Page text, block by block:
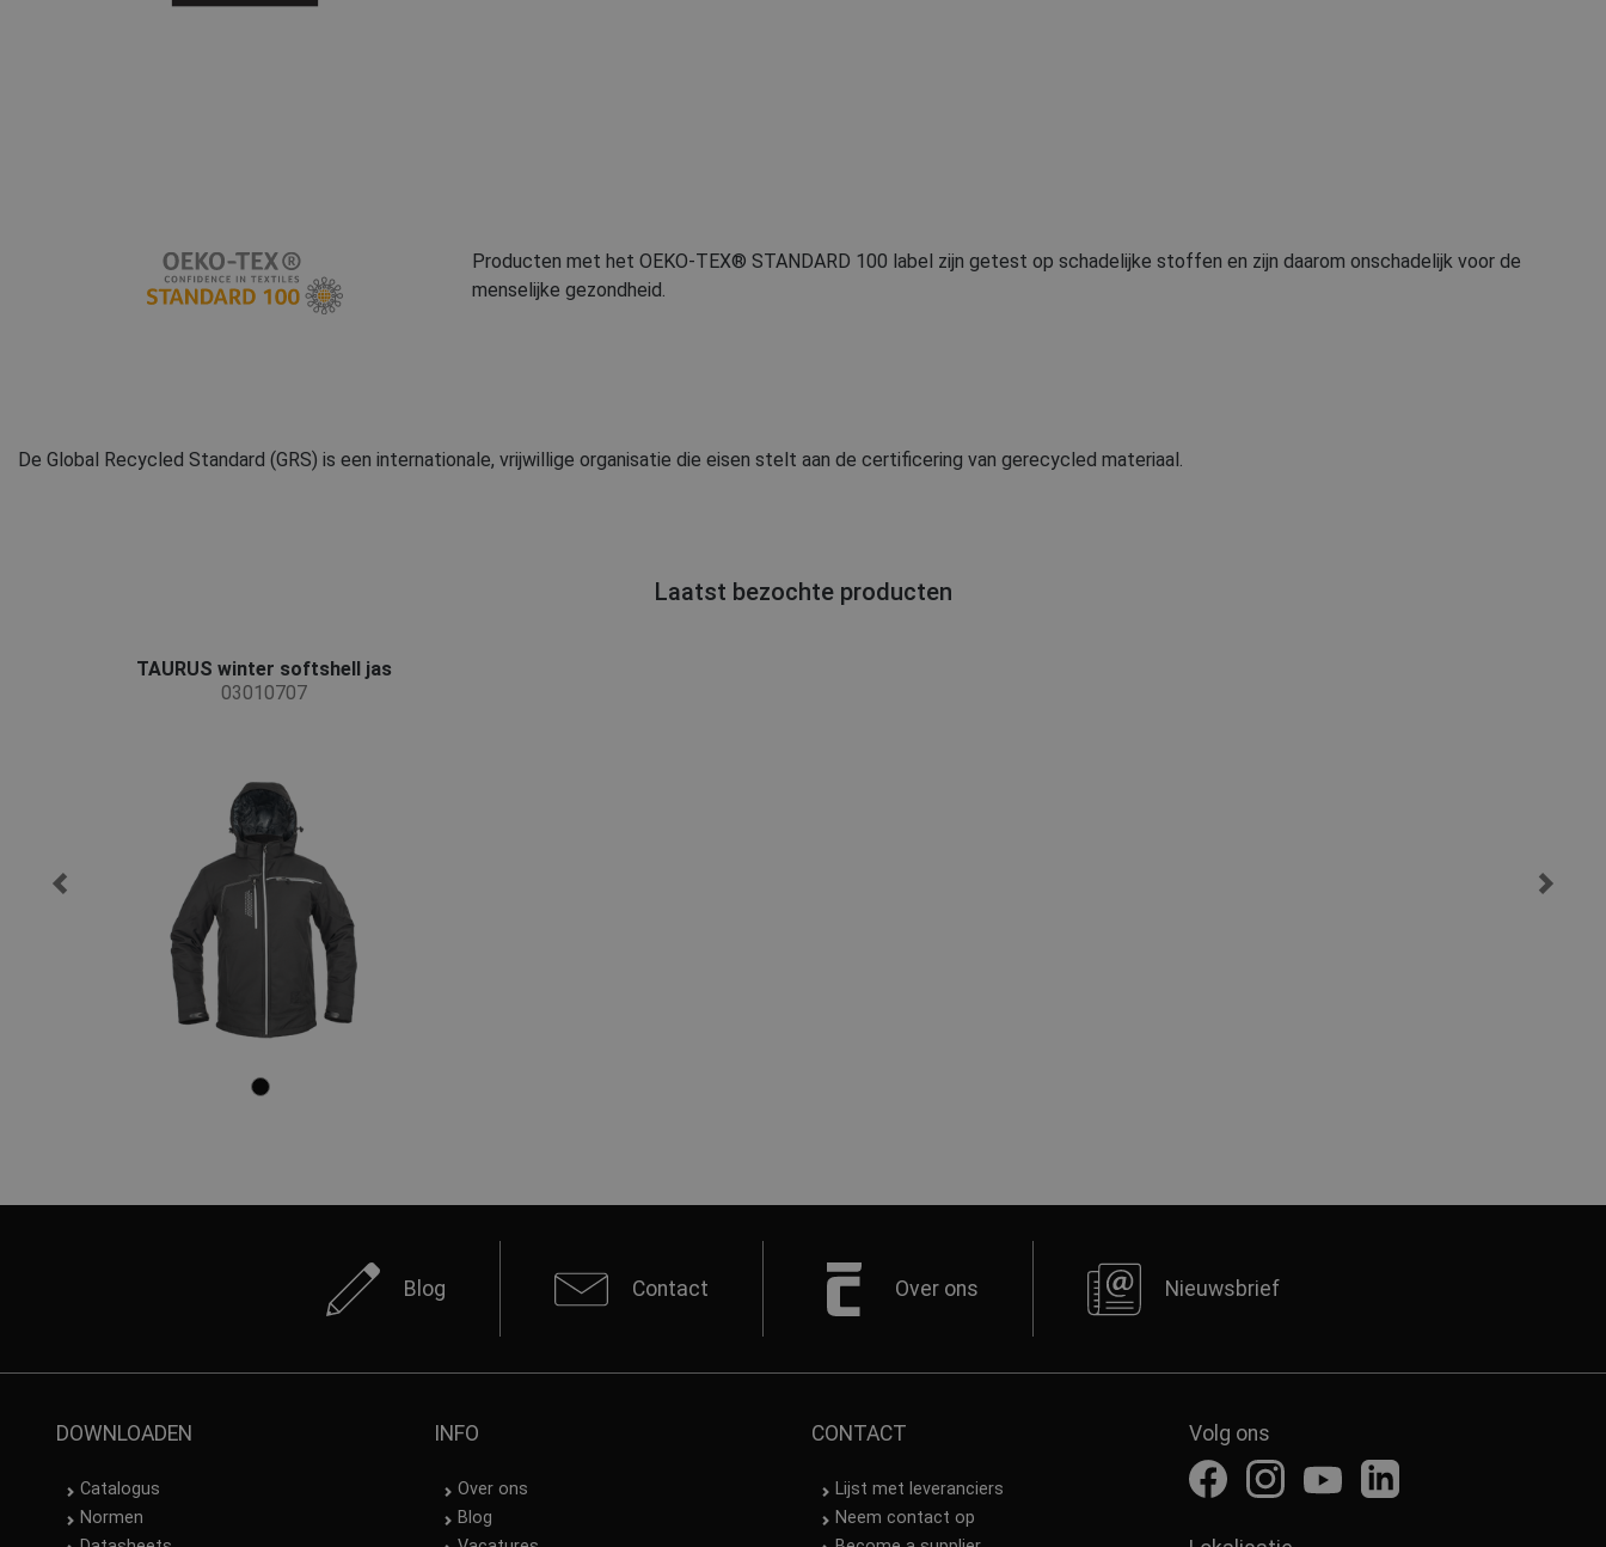
Producten met het OEKO-TEX® STANDARD 100 label zijn getest op schadelijke stoffen en zijn daarom onschadelijk voor de
menselijke gezondheid.
De Global Recycled Standard (GRS) is een internationale, vrijwillige organisatie die eisen stelt aan de certificering van gerecycled materiaal.
Laatst bezochte producten
TAURUS winter softshell jas
03010707
Blog Contact Over ons Nieuwsbrief
DOWNLOADEN
Catalogus
Normen
INFO
Over ons
Blog
CONTACT
Lijst met leveranciers
Neem contact op
Volg ons